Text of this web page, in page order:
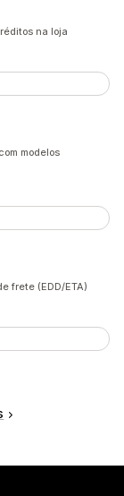
na loja
modelos
frete (EDD/ETA)